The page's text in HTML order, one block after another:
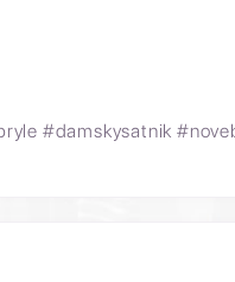
#damskysatnik